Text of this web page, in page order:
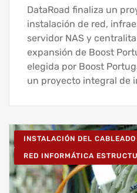
DataRoad finaliza un
instalación de red,
servidor NAS y centralita
expansión de Boost
elegida por Boost
un proyecto integral de
INSTALACIÓN DEL CABLEADO
RED INFORMÁTICA